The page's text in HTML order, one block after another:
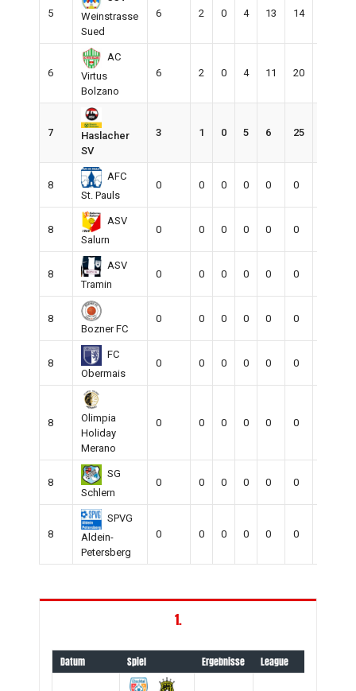
5
Weinstrasse
Sued
6 2 0 4 13 14
6
AC
Virtus
Bolzano
6 2 0 4 11 20
7
Haslacher
SV
3 1 0 5 6 25
8
AFC
St. Pauls
0 0 0 0 0 0
8
ASV
Salurn
0 0 0 0 0 0
8
ASV
Tramin
0 0 0 0 0 0
8
Bozner FC
0 0 0 0 0 0
8
FC
Obermais
0 0 0 0 0 0
8
Olimpia
Holiday
Merano
0 0 0 0 0 0
8
SG
Schlern
0 0 0 0 0 0
8
SPVG
Aldein-
Petersberg
0 0 0 0 0 0
1.
Datum Spiel Ergebnisse League